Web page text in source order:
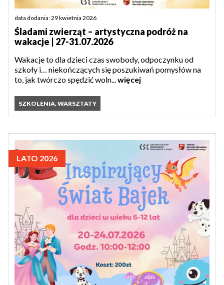
data dodania: 29 kwietnia 2026
Śladami zwierząt – artystyczna podróż na
wakacje | 27-31.07.2026
Wakacje to dla dzieci czas swobody, odpoczynku od
szkoły i… niekończących się poszukiwań pomysłów na
to, jak twórczo spędzić woln... więcej
SZKOLENIA, WARSZTATY
LATO 2026